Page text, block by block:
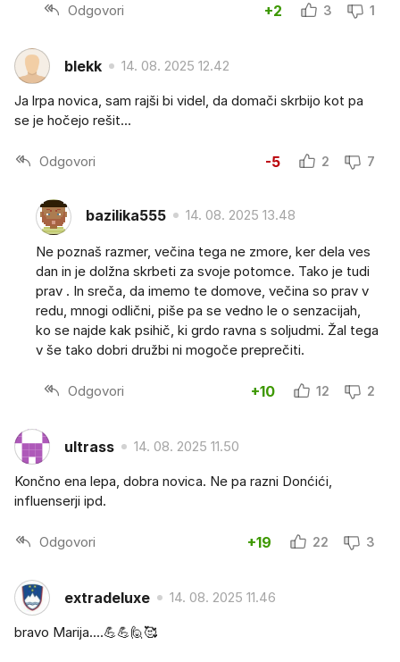
Odgovori +2 3 1
blekk 14. 08. 2025 12.42
Ja lrpa novica, sam rajši bi videl, da domači skrbijo kot pa
se je hočejo rešit...
Odgovori -5 2 7
bazilika555 14. 08. 2025 13.48
Ne poznaš razmer, večina tega ne zmore, ker dela ves
dan in je dolžna skrbeti za svoje potomce. Tako je tudi
prav . In sreča, da imemo te domove, večina so prav v
redu, mnogi odlični, piše pa se vedno le o senzacijah,
ko se najde kak psihič, ki grdo ravna s soljudmi. Žal tega
v še tako dobri družbi ni mogoče preprečiti.
Odgovori +10 12 2
ultrass 14. 08. 2025 11.50
Končno ena lepa, dobra novica. Ne pa razni Donćići,
influenserji ipd.
Odgovori +19 22 3
extradeluxe 14. 08. 2025 11.46
bravo Marija....💪💪🙋🥰